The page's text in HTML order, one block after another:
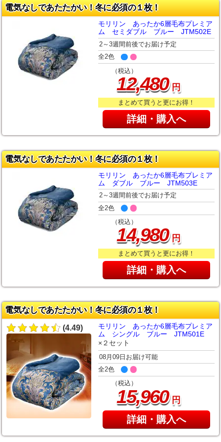
電気なしであたたかい！冬に必須の１枚！
モリリン あったか6層毛布プレミア
ム セミダブル ブルー JTM502E
2～3週間前後でお届け予定
全2色
（税込）
12,480円
まとめて買うと更にお得！
詳細・購入へ
電気なしであたたかい！冬に必須の１枚！
モリリン あったか6層毛布プレミア
ム ダブル ブルー JTM503E
2～3週間前後でお届け予定
全2色
（税込）
14,980円
まとめて買うと更にお得！
詳細・購入へ
電気なしであたたかい！冬に必須の１枚！
(4.49)
モリリン あったか6層毛布プレミア
ム シングル ブルー JTM501E
×２セット
08月09日お届け可能
全2色
（税込）
15,960円
詳細・購入へ